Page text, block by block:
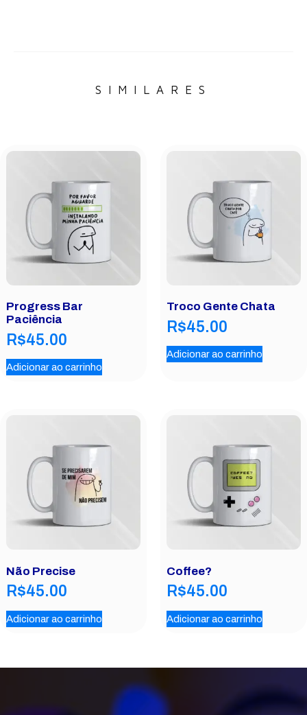
SIMILARES
Progress Bar
Paciência
R$45.00
Adicionar ao carrinho
Troco Gente Chata
R$45.00
Adicionar ao carrinho
Não Precise
R$45.00
Adicionar ao carrinho
Coffee?
R$45.00
Adicionar ao carrinho